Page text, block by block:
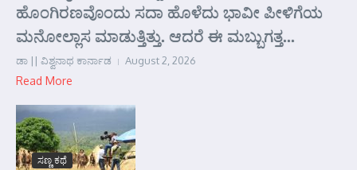
ಹೊಂಗಿರಣವೊಂದು ಸದಾ ಹೊಳೆದು ಭಾವೀ ಪೀಳಿಗೆಯ
ಮನೋಲ್ಲಾಸ ಮಾಡುತ್ತಿತ್ತು. ಆದರೆ ಈ ಮಬ್ಬುಗತ್ತ...
ಡಾ || ವಿಶ್ವನಾಥ ಕಾರ್ನಾಡ August 2, 2026
Read More
ಸಣ್ಣ ಕಥೆ